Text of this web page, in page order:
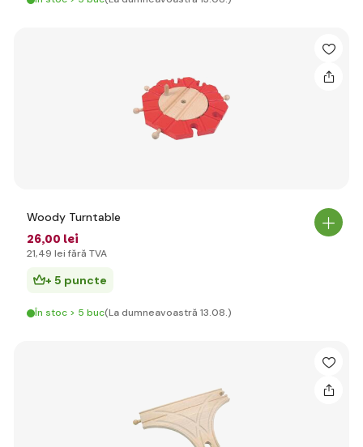
Woody Turntable
26,00 lei
21,49 lei fără TVA
+ 5 puncte
În stoc > 5 buc(La dumneavoastră 13.08.)